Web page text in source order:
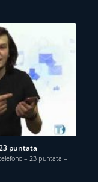
puntata
– 23 puntata –